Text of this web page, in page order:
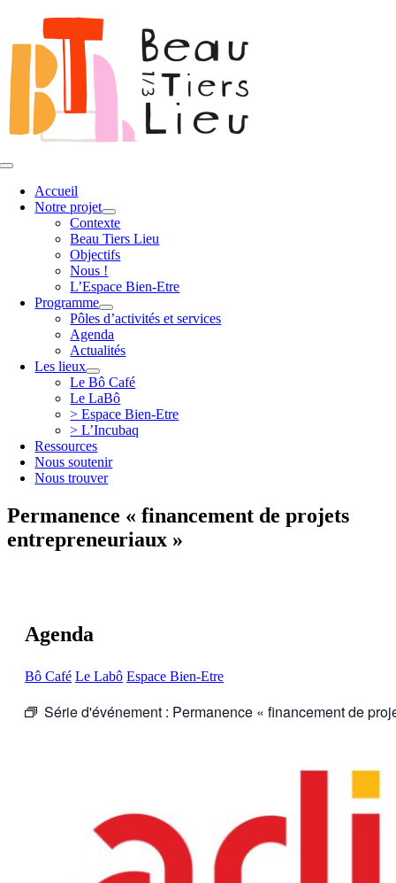
contenu
Toggle
NavigationAccueil
Notre projet
Contexte
Beau Tiers Lieu
Objectifs
Nous !
L’Espace Bien-Etre
Programme
Pôles d’activités et services
Agenda
Actualités
Les lieux
Le Bô Café
Le LaBô
> Espace Bien-Etre
> L’Incubaq
Ressources
Nous soutenir
Nous trouver
Permanence « financement de projets
entrepreneuriaux »
Agenda
Bô Café Le Labô Espace Bien-Etre
Série d'événement : Permanence « financement de